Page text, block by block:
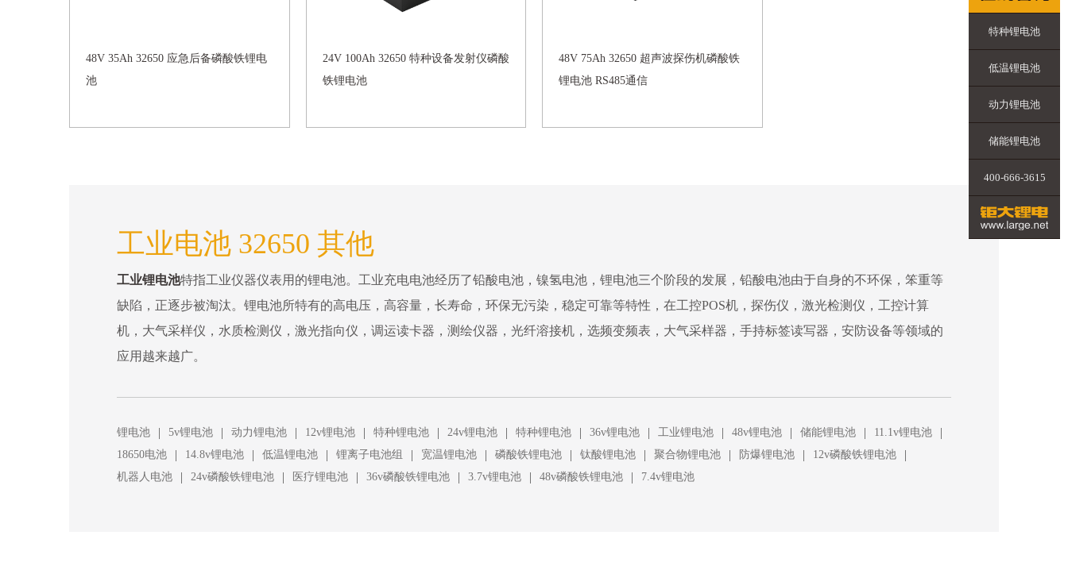
48V 35Ah 32650 应急后备磷酸铁锂电
池
24V 100Ah 32650 特种设备发射仪磷酸
铁锂电池
48V 75Ah 32650 超声波探伤机磷酸铁
锂电池 RS485通信
工业电池 32650 其他
工业锂电池特指工业仪器仪表用的锂电池。工业充电电池经历了铅酸电池，镍氢电池，锂电池三个阶段的发展，铅酸电池由于自身的不环保，笨重等
缺陷，正逐步被淘汰。锂电池所特有的高电压，高容量，长寿命，环保无污染，稳定可靠等特性，在工控POS机，探伤仪，激光检测仪，工控计算
机，大气采样仪，水质检测仪，激光指向仪，调运读卡器，测绘仪器，光纤溶接机，选频变频表，大气采样器，手持标签读写器，安防设备等领域的
应用越来越广。
锂电池 | 5v锂电池 | 动力锂电池 | 12v锂电池 | 特种锂电池 | 24v锂电池 | 特种锂电池 | 36v锂电池 | 工业锂电池 | 48v锂电池 | 储能锂电池 | 11.1v锂电池 |
18650电池 | 14.8v锂电池 | 低温锂电池 | 锂离子电池组 | 宽温锂电池 | 磷酸铁锂电池 | 钛酸锂电池 | 聚合物锂电池 | 防爆锂电池 | 12v磷酸铁锂电池 |
机器人电池 | 24v磷酸铁锂电池 | 医疗锂电池 | 36v磷酸铁锂电池 | 3.7v锂电池 | 48v磷酸铁锂电池 | 7.4v锂电池
特种锂电池
低温锂电池
动力锂电池
储能锂电池
400-666-3615